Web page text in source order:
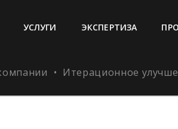
УСЛУГИ ЭКСПЕРТИЗА
• Итерационное